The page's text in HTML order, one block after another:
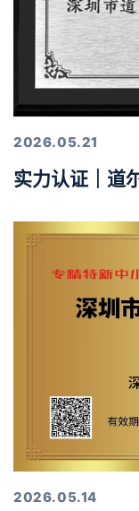
2026.05.21
实力认证｜道
2026.05.14